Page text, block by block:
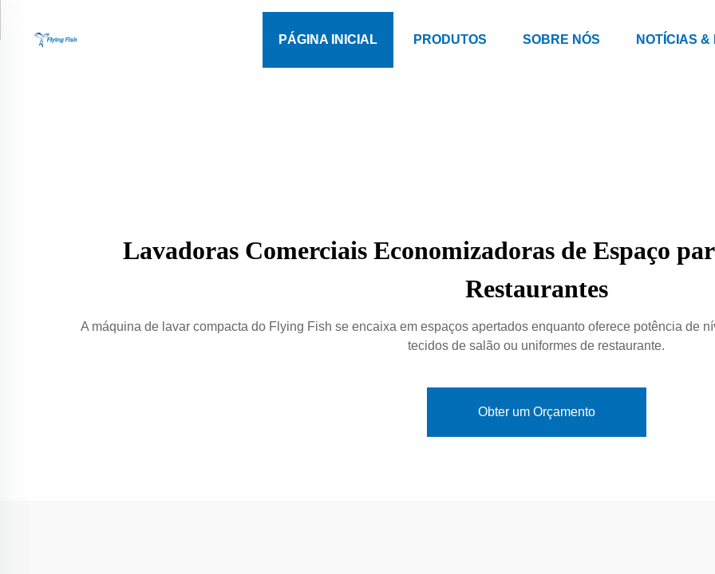
PÁGINA INICIAL PRODUTOS SOBRE NÓS NOTÍCIAS &
Lavadoras Comerciais Economizadoras de Espaço
Restaurantes
A máquina de lavar compacta do Flying Fish se encaixa em espaços apertados enquanto oferece potência de
tecidos de salão ou uniformes de restaurante.
Obter um Orçamento